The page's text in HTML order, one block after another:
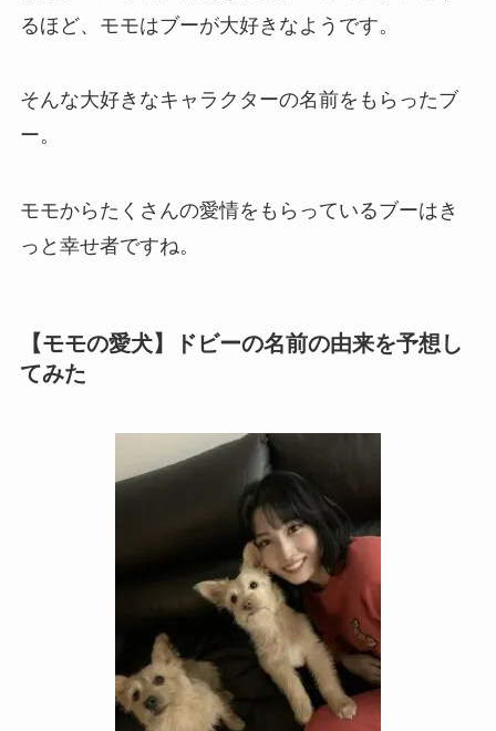
るほど、モモはブーが大好きなようです。
そんな大好きなキャラクターの名前をもらったブ
ー。
モモからたくさんの愛情をもらっているブーはき
っと幸せ者ですね。
【モモの愛犬】ドビーの名前の由来を予想し
てみた